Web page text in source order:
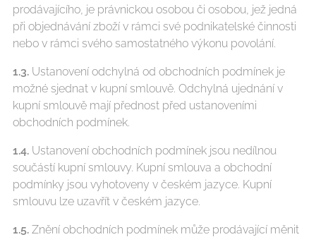
prodávajícího, je právnickou osobou či osobou, jež jedná
při objednávání zboží v rámci své podnikatelské činnosti
nebo v rámci svého samostatného výkonu povolání.
1.3. Ustanovení odchylná od obchodních podmínek je
možné sjednat v kupní smlouvě. Odchylná ujednání v
kupní smlouvě mají přednost před ustanoveními
obchodních podmínek.
1.4. Ustanovení obchodních podmínek jsou nedílnou
součástí kupní smlouvy. Kupní smlouva a obchodní
podmínky jsou vyhotoveny v českém jazyce. Kupní
smlouvu lze uzavřít v českém jazyce.
1.5. Znění obchodních podmínek může prodávající měnit